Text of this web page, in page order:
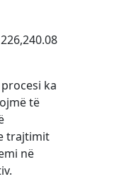
ka
të
trajtimit
në